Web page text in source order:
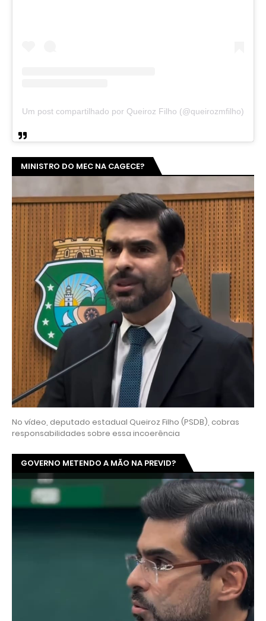
Um post compartilhado por Queiroz Filho (@queirozmfilho)
MINISTRO DO MEC NA CAGECE?
No vídeo, deputado estadual Queiroz Filho (PSDB), cobras
responsabilidades sobre essa incoerência
GOVERNO METENDO A MÃO NA PREVID?